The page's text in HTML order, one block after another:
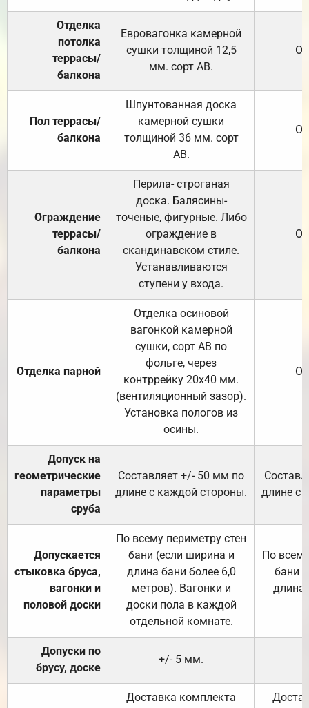
Отделка
потолка
террасы/
балкона
Евровагонка камерной
сушки толщиной 12,5
мм. сорт АВ.
Пол террасы/
балкона
Шпунтованная доска
камерной сушки
толщиной 36 мм. сорт
АВ.
Ограждение
террасы/
балкона
Перила- строганая
доска. Балясины-
точеные, фигурные. Либо
ограждение в
скандинавском стиле.
Устанавливаются
ступени у входа.
Отделка парной
Отделка осиновой
вагонкой камерной
сушки, сорт АВ по
фольге, через
контррейку 20х40 мм.
(вентиляционный зазор).
Установка пологов из
осины.
Допуск на
геометрические
параметры
сруба
Составляет +/- 50 мм по
длине с каждой стороны.
длине с
Допускается
стыковка бруса,
вагонки и
половой доски
По всему периметру стен
бани (если ширина и
длина бани более 6,0
метров). Вагонки и
доски пола в каждой
отдельной комнате.
По
бани
длина
Допуски по
брусу, доске
+/- 5 мм.
Доставка комплекта